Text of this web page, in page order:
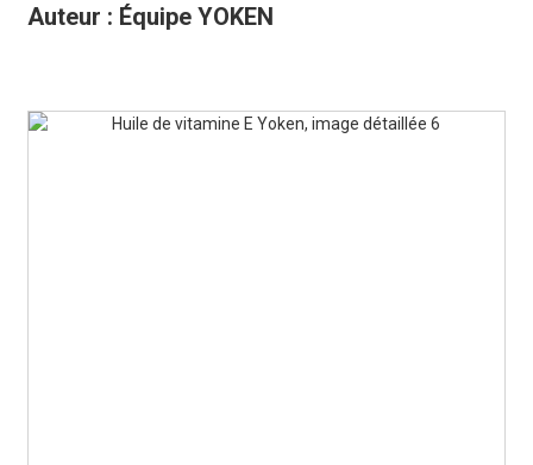
Auteur : Équipe YOKEN